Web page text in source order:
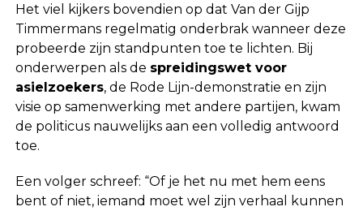
Het viel kijkers bovendien op dat Van der Gijp
Timmermans regelmatig onderbrak wanneer deze
probeerde zijn standpunten toe te lichten. Bij
onderwerpen als de spreidingswet voor
asielzoekers, de Rode Lijn-demonstratie en zijn
visie op samenwerking met andere partijen, kwam
de politicus nauwelijks aan een volledig antwoord
toe.
Een volger schreef: “Of je het nu met hem eens
bent of niet, iemand moet wel zijn verhaal kunnen